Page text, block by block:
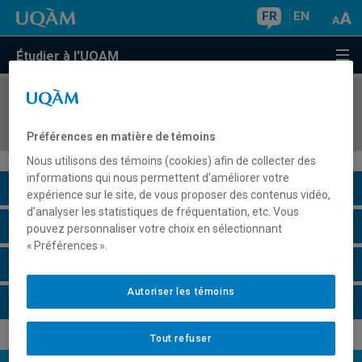
FR EN
Étudier à l'UQAM
COURS//
Description du cours
Horaire - Été 2026
Préférences en matière de témoins
Nous utilisons des témoins (cookies) afin de collecter des
informations qui nous permettent d’améliorer votre
expérience sur le site, de vous proposer des contenus vidéo,
d’analyser les statistiques de fréquentation, etc. Vous
pouvez personnaliser votre choix en sélectionnant
« Préférences ».
Tout refuser
Autoriser les témoins